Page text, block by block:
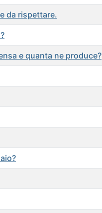
da rispettare.
e quanta ne produce?